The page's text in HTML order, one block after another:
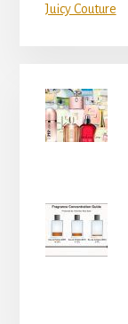
Juicy Couture